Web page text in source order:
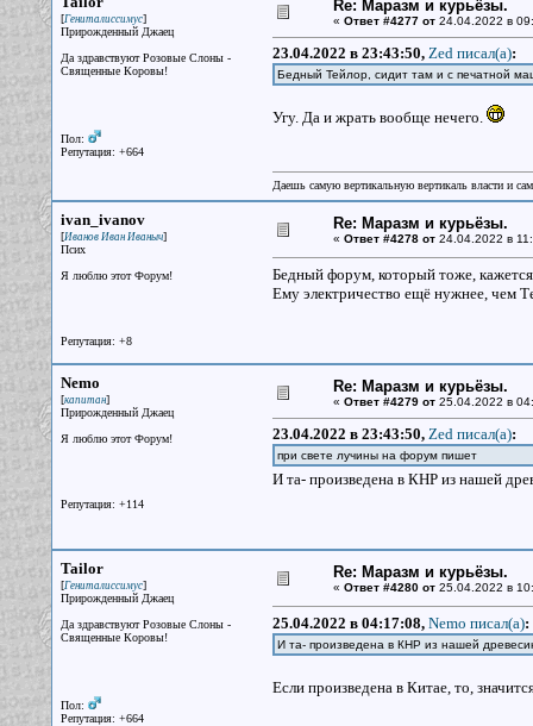
[Гениталиссимус]
Прирожденный Джаец
Да здравствуют Розовые Слоны -
Священные Коровы!
Пол:
Репутация: +664
Re: Маразм и курьёзы.
« Ответ #4277 от24.04.2022 в
23.04.2022 в 23:43:50, Zed писал(a):
Бедный Тейлор, сидит там и с печатной
Угу. Да и жрать вообще нечего.
Даешь самую вертикальную вертикаль власти и
ivan_ivanov
[Иванов Иван Иваныч]
Псих
Я люблю этот Форум!
Репутация: +8
Re: Маразм и курьёзы.
« Ответ #4278 от24.04.2022 в
Бедный форум, который тоже,
Ему электричество ещё нужнее, чем
Nemo
[капитан]
Прирожденный Джаец
Я люблю этот Форум!
Репутация: +114
Re: Маразм и курьёзы.
« Ответ #4279 от25.04.2022 в
23.04.2022 в 23:43:50, Zed писал(a):
при свете лучины на форум пишет
И та- произведена в КНР из нашей
Tailor
[Гениталиссимус]
Прирожденный Джаец
Да здравствуют Розовые Слоны -
Священные Коровы!
Пол:
Репутация: +664
Re: Маразм и курьёзы.
« Ответ #4280 от25.04.2022 в
25.04.2022 в 04:17:08, Nemo писал(a):
И та- произведена в КНР из нашей
Если произведена в Китае, то,